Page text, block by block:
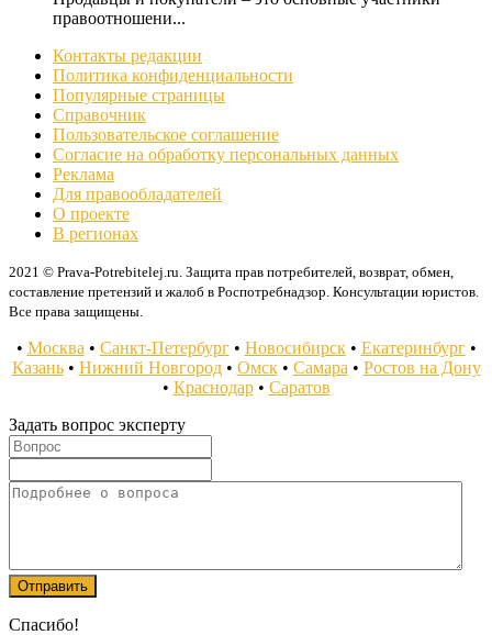
правоотношени...
Контакты редакции
Политика конфиденциальности
Популярные страницы
Справочник
Пользовательское соглашение
Согласие на обработку персональных данных
Реклама
Для правообладателей
О проекте
В регионах
2021 © Prava-Potrebitelej.ru. Защита прав потребителей, возврат, обмен,
составление претензий и жалоб в Роспотребнадзор. Консультации юристов.
Все права защищены.
• Москва • Санкт-Петербург• Новосибирск• Екатеринбург•
Казань• Нижний Новгород• Омск• Самара • Ростов на Дону
• Краснодар• Саратов
Задать вопрос эксперту
Спасибо!